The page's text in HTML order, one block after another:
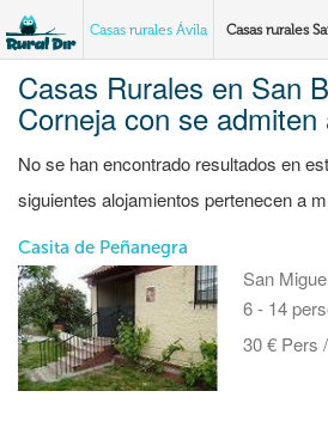
Casas rurales Ávila Casas rurales
Casas Rurales en San
Corneja con se admiten
No se han encontrado resultados en
siguientes alojamientos pertenecen a
Casita de Peñanegra
San
6 - 14
30 € Pers